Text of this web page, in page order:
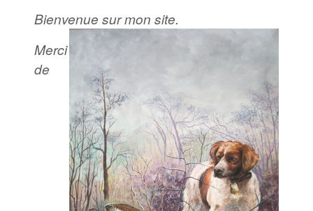
Bienvenue sur mon site.
Merci
de